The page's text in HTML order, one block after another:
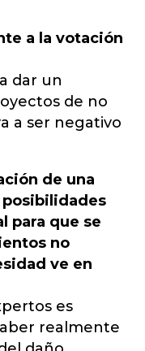
a la votación
dar un
de no
a ser negativo
de una
posibilidades
para que se
no
ve en
es
realmente